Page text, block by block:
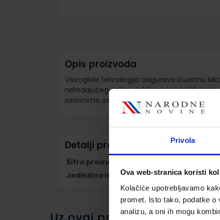
Privola
Ova web-stranica koristi
Kolačiće upotrebljavamo
promet. Isto tako, podatke
analizu, a oni ih mogu
gallery
Opis proizvoda
Viscoglide tehnologija osigurava izuzetnu
nehrđajućeg čelika; debljina pisanja XB;
zaslonima osjetljivim na dodir
Detalji proizvoda
Šifra proizvoda
Jedinična mjera
kom